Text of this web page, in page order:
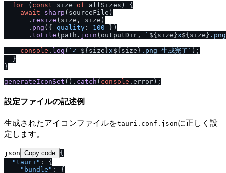
for ( const size of allSizes) {
await
sharp (sourceFile)
      .
resize (size, size)
      .
png ({ quality : 100 })
      .
toFile (path. join (outputDir, ` ${size}x${size}
console . log ( `✓ ${size}x${size} .png 生成完了` );
  }
}
generateIconSet (). catch ( console . error
設定ファイルの記述例
生成されたアイコンファイルをtauri.conf.jsonに正しく設
定します。
json Copy code {
"tauri" :
{
"bundle" : {